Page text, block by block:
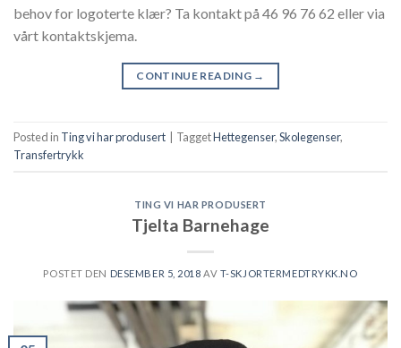
behov for logoterte klær? Ta kontakt på 46 96 76 62 eller via
vårt kontaktskjema.
CONTINUE READING →
Posted in Ting vi har produsert TaggetHettegenser,Skolegenser,
Transfertrykk
TING VI HAR PRODUSERT
Tjelta Barnehage
POSTET DEN DESEMBER 5, 2018 AV T-SKJORTERMEDTRYKK.NO